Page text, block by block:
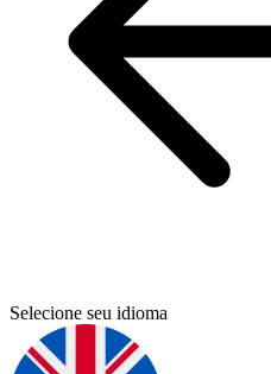
Selecione seu idioma